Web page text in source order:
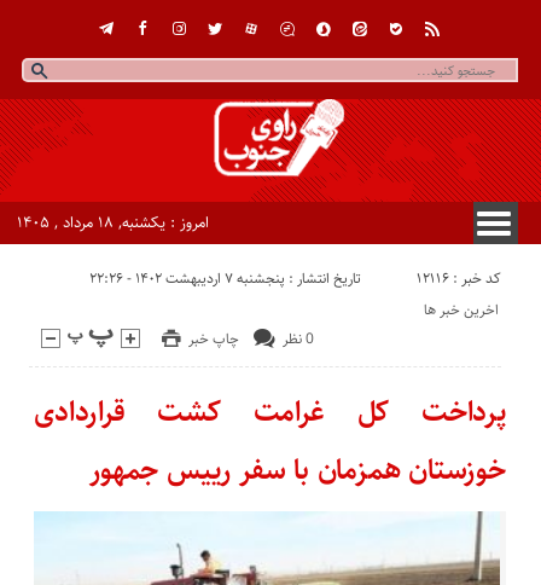
امروز : یکشنبه, ۱۸ مرداد , ۱۴۰۵
کد خبر : 12116 تاریخ انتشار : پنجشنبه ۷ اردیبهشت ۱۴۰۲ - ۲۲:۲۶
چاپ خبر 0 نظر
اخرین خبر ها
پرداخت کل غرامت کشت قراردادی
خوزستان همزمان با سفر رییس جمهور